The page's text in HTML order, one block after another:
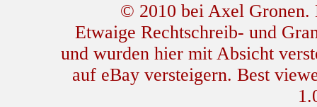
© 2010 bei Axel Gronen.
Etwaige Rechtschreib- und
und wurden hier mit Absicht
auf eBay versteigern. Best